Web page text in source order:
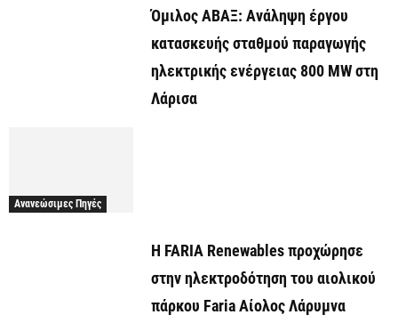
Όμιλος ΑΒΑΞ: Ανάληψη έργου
κατασκευής σταθμού παραγωγής
ηλεκτρικής ενέργειας 800 ΜW στη
Λάρισα
Ανανεώσιμες Πηγές
Η FARIA Renewables προχώρησε
στην ηλεκτροδότηση του αιολικού
πάρκου Faria Αίολος Λάρυμνα